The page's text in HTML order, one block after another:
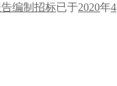
编制招标已于2020年4